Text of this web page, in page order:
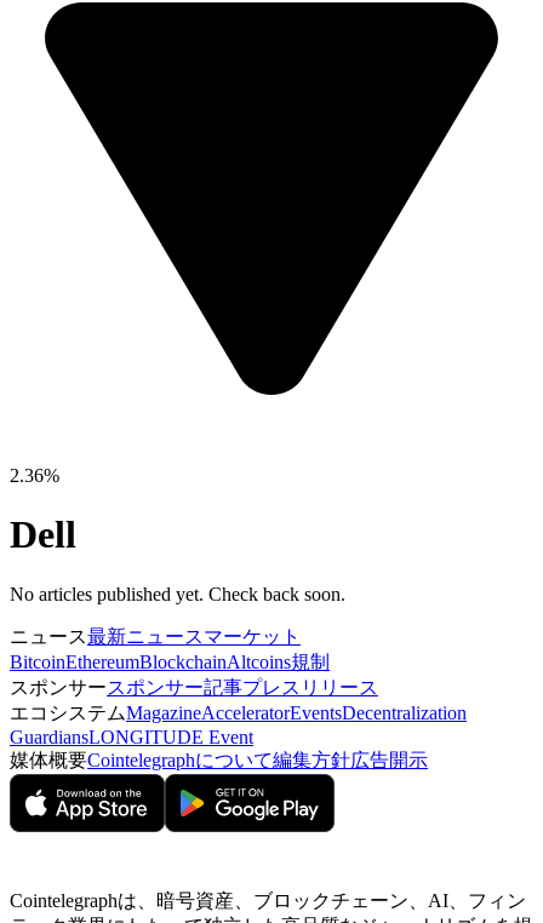
2.36%
Dell
No articles published yet. Check back soon.
ニュース最新ニュースマーケット
BitcoinEthereumBlockchainAltcoins規制
スポンサースポンサー記事プレスリリース
エコシステムMagazineAcceleratorEventsDecentralization
GuardiansLONGITUDE Event
媒体概要Cointelegraphについて編集方針広告開示
Cointelegraphは、暗号資産、ブロックチェーン、AI、フィン